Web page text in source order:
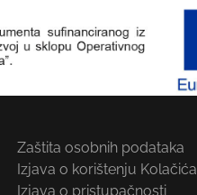
Zaštita osobnih podataka
Izjava o korištenju Kolačića
Izjava o pristupačnosti